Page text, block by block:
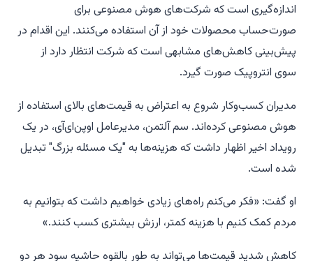
اندازه‌گیری است که شرکت‌های هوش مصنوعی برای
صورت‌حساب محصولات خود از آن استفاده می‌کنند. این اقدام در
پیش‌بینی کاهش‌های مشابهی است که شرکت انتظار دارد از
سوی انتروپیک صورت گیرد.
مدیران کسب‌وکار شروع به اعتراض به قیمت‌های بالای استفاده از
هوش مصنوعی کرده‌اند. سم آلتمن، مدیرعامل اوپن‌ای‌آی، در یک
رویداد اخیر اظهار داشت که هزینه‌ها به "یک مسئله بزرگ" تبدیل
شده است.
او گفت: «فکر می‌کنم راه‌های زیادی خواهیم داشت که بتوانیم به
مردم کمک کنیم با هزینه کمتر، ارزش بیشتری کسب کنند.»
کاهش شدید قیمت‌ها می‌تواند به طور بالقوه حاشیه سود هر دو